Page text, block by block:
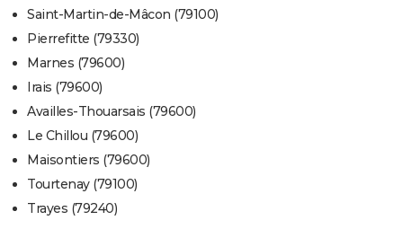
Saint-Martin-de-Mâcon (79100)
Pierrefitte (79330)
Marnes (79600)
Irais (79600)
Availles-Thouarsais (79600)
Le Chillou (79600)
Maisontiers (79600)
Tourtenay (79100)
Trayes (79240)